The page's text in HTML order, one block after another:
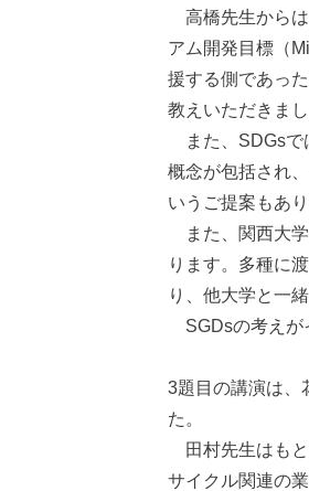
高橋先生からは
アム開発目標（
援する側であっ
教えいただきまし
また、SDGsで
概念が包括され
いうご提案もあ
また、関西大学
ります。多種に
り、他大学と一
SGDsの考えが
3題目の講演は、
た。
田村先生はもと
サイクル関連の